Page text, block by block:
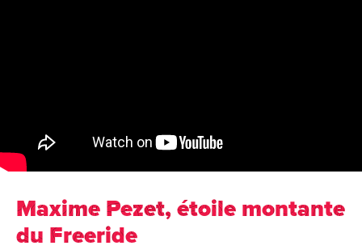
Maxime Pezet, étoile montante
du Freeride